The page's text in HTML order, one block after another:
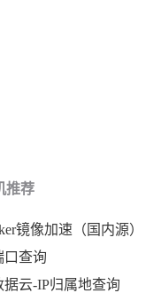
推荐
镜像加速（国内源）
口查询
据云-IP归属地查询